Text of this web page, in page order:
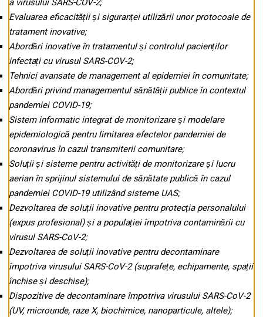
a virusului SARS-COV-2;
Evaluarea eficacității și siguranței utilizării unor protocoale de
tratament inovative;
Abordări inovative în tratamentul și controlul pacienților
infectați cu virusul SARS-COV-2;
Tehnici avansate de management al epidemiei în comunitate;
Abordări privind managementul sănătății publice în contextul
pandemiei COVID-19;
Sistem informatic integrat de monitorizare şi modelare
epidemiologică pentru limitarea efectelor pandemiei de
coronavirus în cazul transmiterii comunitare;
Soluții și sisteme pentru activități de monitorizare și lucru
aerian în sprijinul sistemului de sănătate publică în cazul
pandemiei COVID-19 utilizând sisteme UAS;
Dezvoltarea de soluții inovative pentru protecția personalului
(expus profesional) și a populației împotriva contaminării cu
virusul SARS-CoV-2;
Dezvoltarea de soluții inovative pentru decontaminare
împotriva virusului SARS-CoV-2 (suprafețe, echipamente, spații
închise și deschise);
Dispozitive de decontaminare împotriva virusului SARS-CoV-2
(UV, microunde, raze X, biochimice, nanoparticule, altele);